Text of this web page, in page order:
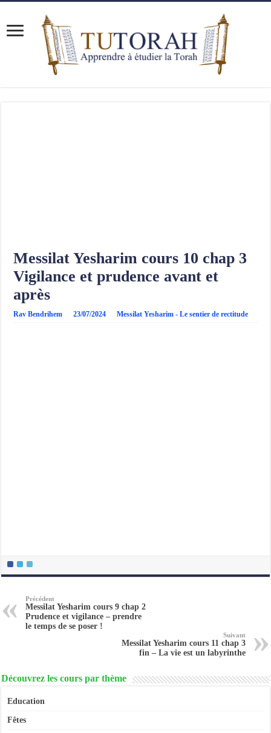
Messilat Yesharim cours 10 chap 3
Vigilance et prudence avant et
après
Rav Bendrihem 23/07/2024 Messilat Yesharim - Le sentier de rectitude
Précédent
Messilat Yesharim cours 9 chap 2
Prudence et vigilance – prendre
le temps de se poser !
Suivant
Messilat Yesharim cours 11 chap 3
fin – La vie est un labyrinthe
Découvrez les cours par thème
Education
Fêtes